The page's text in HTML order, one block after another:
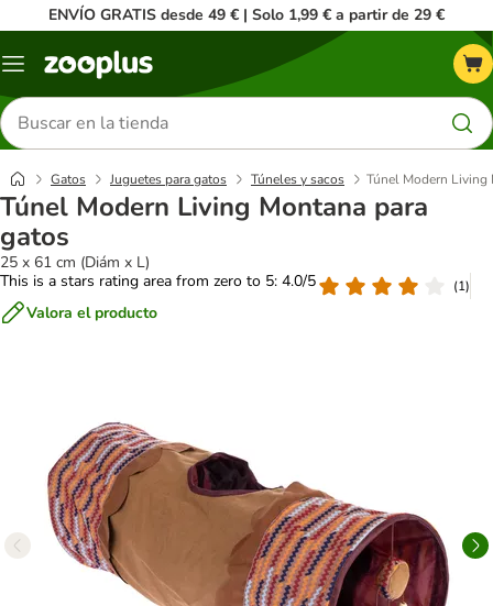
ENVÍO GRATIS desde 49 € | Solo 1,99 € a partir de 29 €
Menú
Buscar
productos
Gatos Juguetes para gatos Túneles y sacos Túnel Modern Living
Túnel Modern Living Montana para
gatos
25 x 61 cm (Diám x L)
This is a stars rating area from zero to 5: 4.0/5
(1)
Valora el producto